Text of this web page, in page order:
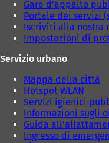
Gare d'appalto
Portale dei servizi
Iscriviti alla nostra
Impostazioni di
Servizio urbano
Mappa della città
Hotspot WLAN
Servizi igienici
Informazioni sugli
Guida
Ingresso di